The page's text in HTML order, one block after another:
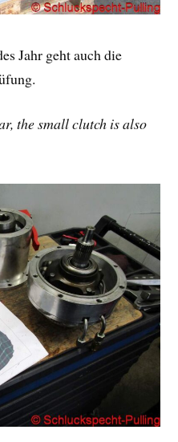
Jahr geht auch die
the small clutch is also